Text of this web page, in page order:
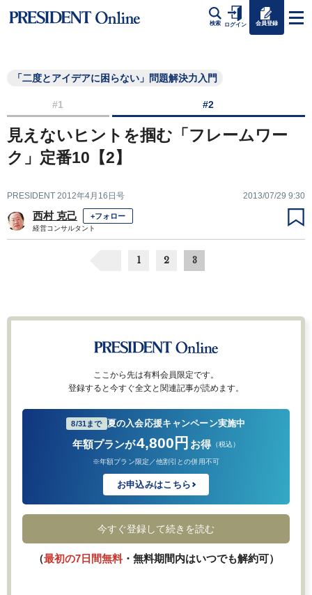
検索 ログイン 会員登録
「二度とアイデアに困らない」問題解決力入門
#1 #2
見えないヒントを掴む「フレームワー
ク」定番10【2】
PRESIDENT 2012年4月16日号 2013/07/29 9:30
西村 克己 +フォロー
経営コンサルタント
1 2 3
ここから先は有料会員限定です。
登録すると今すぐ全文と関連記事が読めます。
8/31まで 夏の入会応援キャンペーン実施中
年額プランが4,800円 お得 （税込）
※年額プラン限定／他割引との併用不可
お申込みはこちら
今すぐ登録して続きを読む
（最初の7日間無料・無料期間内はいつでも解約可）